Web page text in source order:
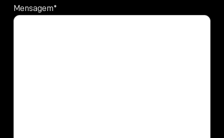
Mensagem*